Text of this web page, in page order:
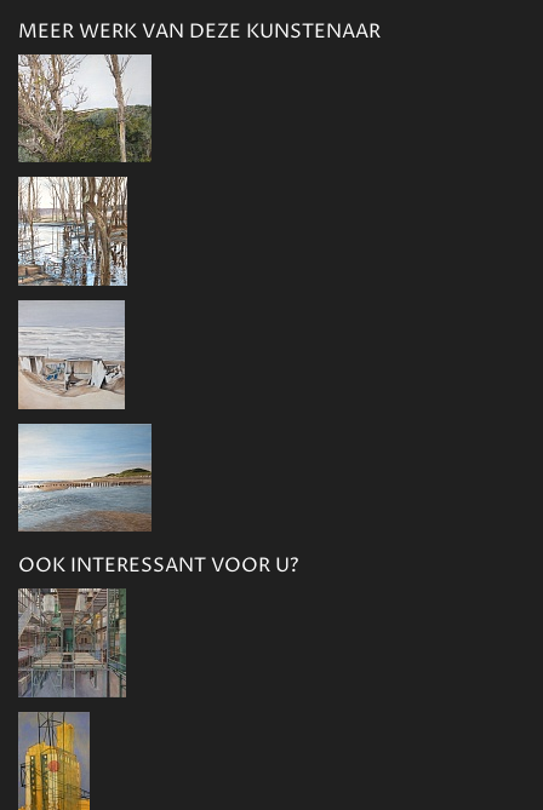
MEER WERK VAN DEZE KUNSTENAAR
OOK INTERESSANT VOOR U?